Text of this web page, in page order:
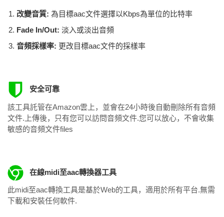
改變音質: 為目標aac文件選擇以Kbps為單位的比特率
Fade In/Out: 淡入或淡出音頻
音頻採樣率: 更改目標aac文件的採樣率
安全可靠
該工具託管在Amazon雲上，並會在24小時後自動刪除所有音頻
文件.上傳後，只有您可以訪問音頻文件.您可以放心，不會收集
敏感的音頻文件files
在線midi至aac轉換器工具
此midi至aac轉換工具是基於Web的工具，適用於所有平台.無需
下載和安裝任何軟件.